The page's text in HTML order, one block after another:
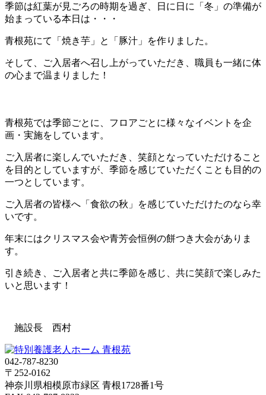
季節は紅葉が見ごろの時期を過ぎ、日に日に「冬」の準備が
始まっている本日は・・・
青根苑にて「焼き芋」と「豚汁」を作りました。
そして、ご入居者へ召し上がっていただき、職員も一緒に体
の心まで温まりました！
青根苑では季節ごとに、フロアごとに様々なイベントを企
画・実施をしています。
ご入居者に楽しんでいただき、笑顔となっていただけること
を目的としていますが、季節を感じていただくことも目的の
一つとしています。
ご入居者の皆様へ「食欲の秋」を感じていただけたのなら幸
いです。
年末にはクリスマス会や青芳会恒例の餅つき大会がありま
す。
引き続き、ご入居者と共に季節を感じ、共に笑顔で楽しみた
いと思います！
施設長 西村
042-787-8230
〒252-0162
神奈川県相模原市緑区 青根1728番1号